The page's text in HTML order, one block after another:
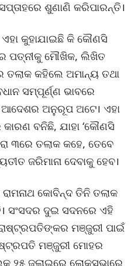
ଶୁଣାଣି କରିପାରନ୍ତି।
କୁହାଯାଇଛି କି କୌଣସି
ପତ୍ନୀକୁ ମୌଖିକ, ଲିଖିତ
କହିଲେ ଅମାନ୍ୟ ତଥା
ସମ୍ପୂର୍ଣ୍ଣ ଭାବରେ
ଆଦେଶର ଅନୁରୂପ ଅଟେ। ଏହା
ବନିଛି, ଯାହା ‘କୌଣସି
୩ରେ ତଲାକ କହେ, ତେବେ
ଜରିମାନା ଦେବାକୁ ହେବ।
କୋବିନ୍ଦ ତିନି ତଲାକ
ସଂସଦର ଦୁଇ ସଦନରେ ଏହି
ମଞ୍ଜୁରୀ ପାଇଁ
ମଞ୍ଜୁରୀ ମୋହର
୨୫ ଜୁଲାଇରେ ଲୋକସଭାରେ